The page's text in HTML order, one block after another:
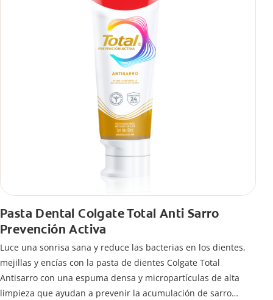
Pasta Dental Colgate Total Anti Sarro
Prevención Activa
Luce una sonrisa sana y reduce las bacterias en los dientes,
mejillas y encías con la pasta de dientes Colgate Total
Antisarro con una espuma densa y micropartículas de alta
limpieza que ayudan a prevenir la acumulación de sarro